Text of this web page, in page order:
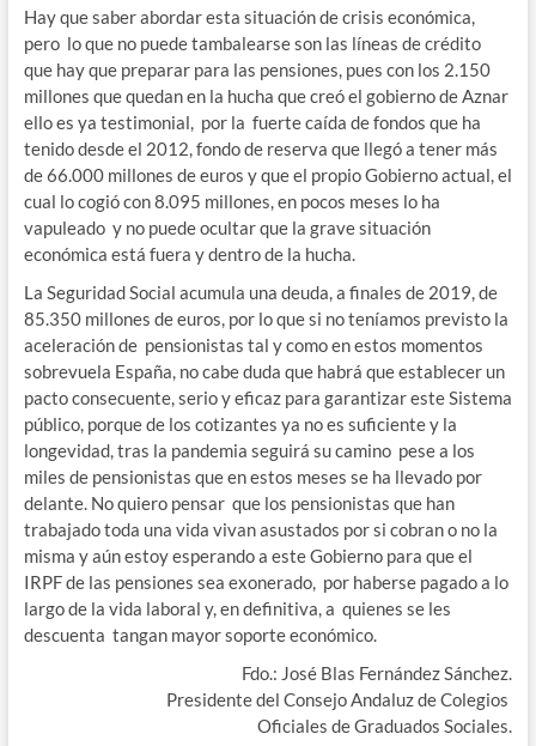
Hay que saber abordar esta situación de crisis económica,
pero lo que no puede tambalearse son las líneas de crédito
que hay que preparar para las pensiones, pues con los 2.150
millones que quedan en la hucha que creó el gobierno de Aznar
ello es ya testimonial, por la fuerte caída de fondos que ha
tenido desde el 2012, fondo de reserva que llegó a tener más
de 66.000 millones de euros y que el propio Gobierno actual, el
cual lo cogió con 8.095 millones, en pocos meses lo ha
vapuleado y no puede ocultar que la grave situación
económica está fuera y dentro de la hucha.
La Seguridad Social acumula una deuda, a finales de 2019, de
85.350 millones de euros, por lo que si no teníamos previsto la
aceleración de pensionistas tal y como en estos momentos
sobrevuela España, no cabe duda que habrá que establecer un
pacto consecuente, serio y eficaz para garantizar este Sistema
público, porque de los cotizantes ya no es suficiente y la
longevidad, tras la pandemia seguirá su camino pese a los
miles de pensionistas que en estos meses se ha llevado por
delante. No quiero pensar que los pensionistas que han
trabajado toda una vida vivan asustados por si cobran o no la
misma y aún estoy esperando a este Gobierno para que el
IRPF de las pensiones sea exonerado, por haberse pagado a lo
largo de la vida laboral y, en definitiva, a quienes se les
descuenta tangan mayor soporte económico.
Fdo.: José Blas Fernández Sánchez.
Presidente del Consejo Andaluz de Colegios
Oficiales de Graduados Sociales.